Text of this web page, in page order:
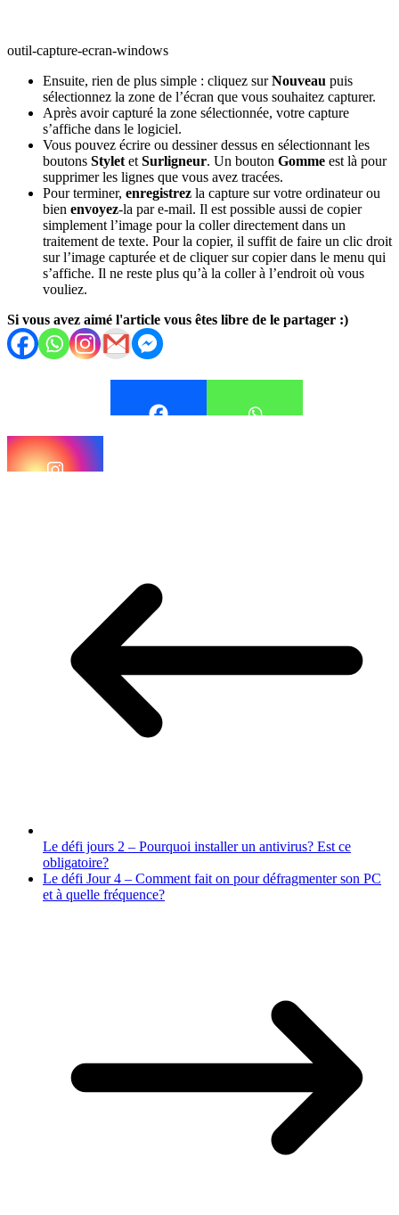
outil-capture-ecran-windows
Ensuite, rien de plus simple : cliquez surNouveau puis
sélectionnez la zone de l’écran que vous souhaitez capturer.
Après avoir capturé la zone sélectionnée, votre capture
s’affiche dans le logiciel.
Vous pouvez écrire ou dessiner dessus en sélectionnant les
boutons Stylet et Surligneur. Un bouton Gomme est là pour
supprimer les lignes que vous avez tracées.
Pour terminer, enregistrez la capture sur votre ordinateur ou
bien envoyez-la par e-mail. Il est possible aussi de copier
simplement l’image pour la coller directement dans un
traitement de texte. Pour la copier, il suffit de faire un clic droit
sur l’image capturée et de cliquer sur copier dans le menu qui
s’affiche. Il ne reste plus qu’à la coller à l’endroit où vous
vouliez.
Si vous avez aimé l'article vous êtes libre de le partager :)
Le défi jours 2 – Pourquoi installer un antivirus? Est ce
obligatoire?
Le défi Jour 4 – Comment fait on pour défragmenter son PC
et à quelle fréquence?